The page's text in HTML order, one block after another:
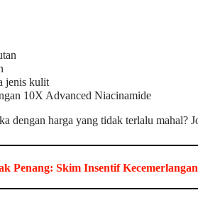
ringan
jenis kulit
10X Advanced Niacinamide
dengan harga yang tidak terlalu mahal?
Penang: Skim Insentif